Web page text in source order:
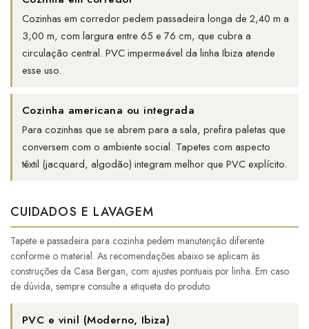
Cozinhas em corredor pedem passadeira longa de 2,40 m a
3,00 m, com largura entre 65 e 76 cm, que cubra a
circulação central. PVC impermeável da linha Ibiza atende
esse uso.
Cozinha americana ou integrada
Para cozinhas que se abrem para a sala, prefira paletas que
conversem com o ambiente social. Tapetes com aspecto
têxtil (jacquard, algodão) integram melhor que PVC explícito.
CUIDADOS E LAVAGEM
Tapete e passadeira para cozinha pedem manutenção diferente
conforme o material. As recomendações abaixo se aplicam às
construções da Casa Bergan, com ajustes pontuais por linha. Em caso
de dúvida, sempre consulte a etiqueta do produto.
PVC e vinil (Moderno, Ibiza)